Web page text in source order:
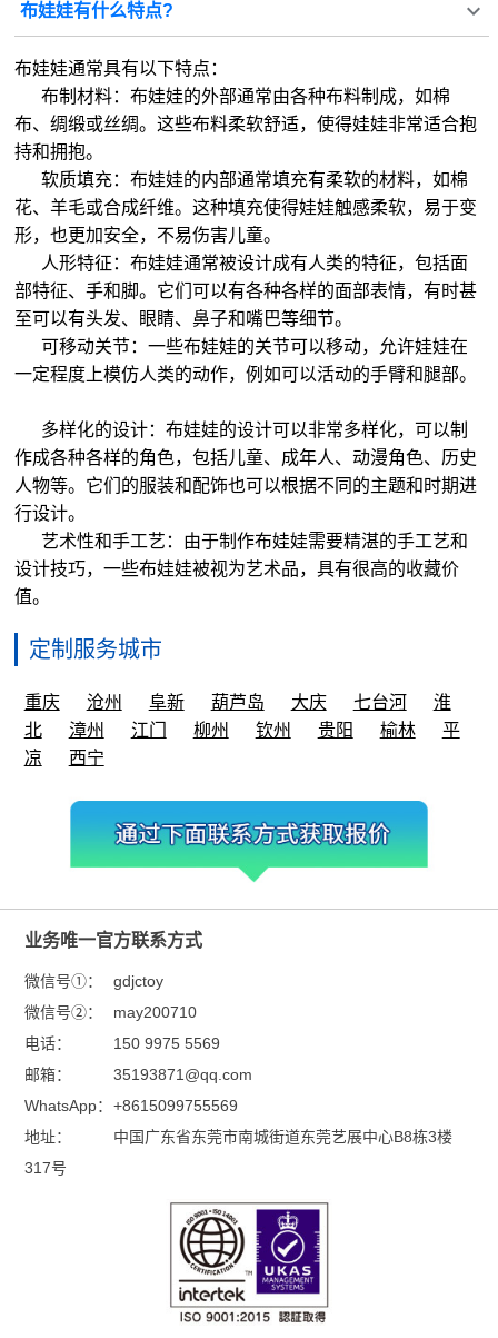
布娃娃有什么特点?
布娃娃通常具有以下特点：
布制材料：布娃娃的外部通常由各种布料制成，如棉
布、绸缎或丝绸。这些布料柔软舒适，使得娃娃非常适合抱
持和拥抱。
软质填充：布娃娃的内部通常填充有柔软的材料，如棉
花、羊毛或合成纤维。这种填充使得娃娃触感柔软，易于变
形，也更加安全，不易伤害儿童。
人形特征：布娃娃通常被设计成有人类的特征，包括面
部特征、手和脚。它们可以有各种各样的面部表情，有时甚
至可以有头发、眼睛、鼻子和嘴巴等细节。
可移动关节：一些布娃娃的关节可以移动，允许娃娃在
一定程度上模仿人类的动作，例如可以活动的手臂和腿部。
多样化的设计：布娃娃的设计可以非常多样化，可以制
作成各种各样的角色，包括儿童、成年人、动漫角色、历史
人物等。它们的服装和配饰也可以根据不同的主题和时期进
行设计。
艺术性和手工艺：由于制作布娃娃需要精湛的手工艺和
设计技巧，一些布娃娃被视为艺术品，具有很高的收藏价
值。
定制服务城市
重庆 沧州 阜新 葫芦岛 大庆 七台河
淮
北
漳州 江门 柳州 钦州 贵阳 榆林
平
凉
西宁
业务唯一官方联系方式
微信号①：
gdjctoy
微信号②：
may200710
电话：
150 9975 5569
邮箱：
35193871@qq.com
WhatsApp： +8615099755569
地址：
中国广东省东莞市南城街道东莞艺展中心B8栋3楼
317号